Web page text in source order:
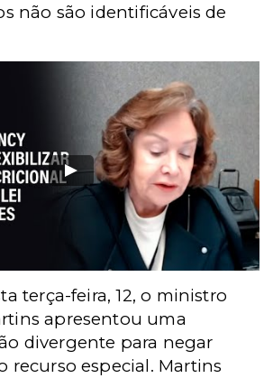
não são identificáveis de
terça-feira, 12, o ministro
apresentou uma
divergente para negar
recurso especial. Martins